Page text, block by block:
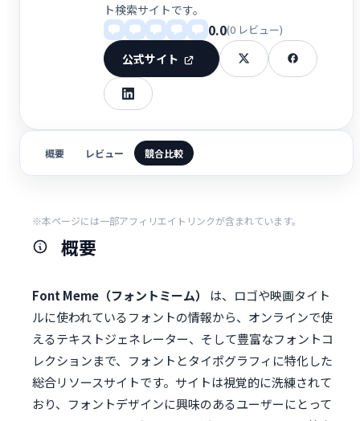
ト検索サイトです。
0.0(0 レビュー)
公式サイト
概要 レビュー 競合比較
※本ページには一部アフィリエイトリンクが含まれています。
概要
Font Meme（フォントミーム）
は、ロゴや映画タイト
ルに使われているフォントの情報から、オンラインで使
えるテキストジェネレーター、そして豊富なフォントコ
レクションまで、フォントとタイポグラフィに特化した
総合リソースサイトです。サイトは視覚的に洗練されて
おり、フォントデザインに興味のあるユーザーにとって